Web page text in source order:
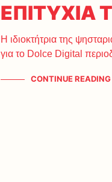
ΕΠΙΤΥΧΙΑ
Η ιδιοκτήτρια της
για το Dolce Digital
CONTINUE READING